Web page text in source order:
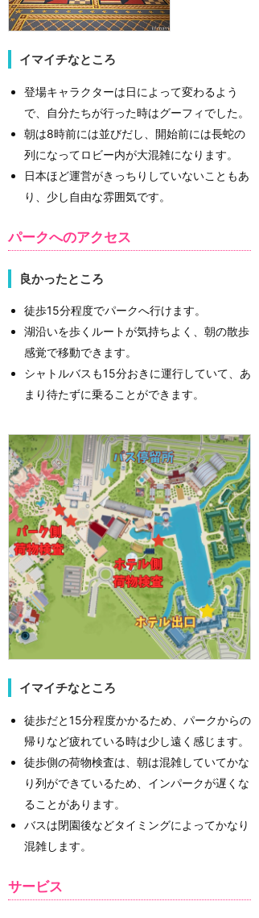
イマイチなところ
登場キャラクターは日によって変わるよう
で、自分たちが行った時はグーフィでした。
朝は8時前には並びだし、開始前には長蛇の
列になってロビー内が大混雑になります。
日本ほど運営がきっちりしていないこともあ
り、少し自由な雰囲気です。
パークへのアクセス
良かったところ
徒歩15分程度でパークへ行けます。
湖沿いを歩くルートが気持ちよく、朝の散歩
感覚で移動できます。
シャトルバスも15分おきに運行していて、あ
まり待たずに乗ることができます。
イマイチなところ
徒歩だと15分程度かかるため、パークからの
帰りなど疲れている時は少し遠く感じます。
徒歩側の荷物検査は、朝は混雑していてかな
り列ができているため、インパークが遅くな
ることがあります。
バスは閉園後などタイミングによってかなり
混雑します。
サービス